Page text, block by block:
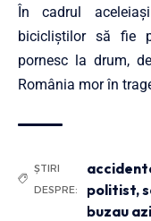
În cadrul
bicicliștilor să fie
pornesc la drum,
România mor în
ȘTIRI
DESPRE:
politist,
buzau azi